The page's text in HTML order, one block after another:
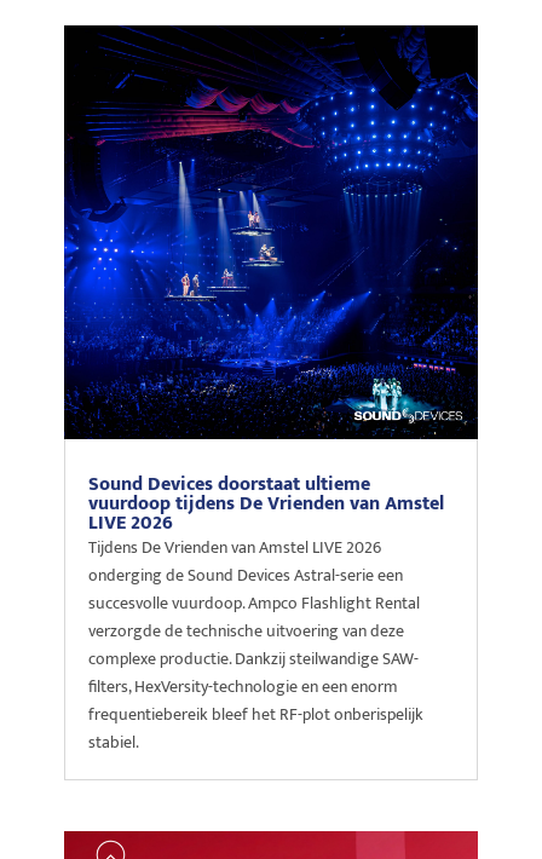
Sound Devices doorstaat ultieme
vuurdoop tijdens De Vrienden van Amstel
LIVE 2026
Tijdens De Vrienden van Amstel LIVE 2026
onderging de Sound Devices Astral-serie een
succesvolle vuurdoop. Ampco Flashlight Rental
verzorgde de technische uitvoering van deze
complexe productie. Dankzij steilwandige SAW-
filters, HexVersity-technologie en een enorm
frequentiebereik bleef het RF-plot onberispelijk
stabiel.